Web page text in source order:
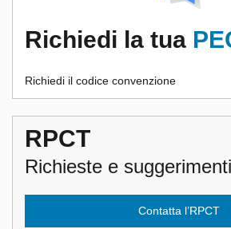
Richiedi la tua
Richiedi il codice convenzione
RPCT
Richieste e suggerimenti
Contatta l’RPCT